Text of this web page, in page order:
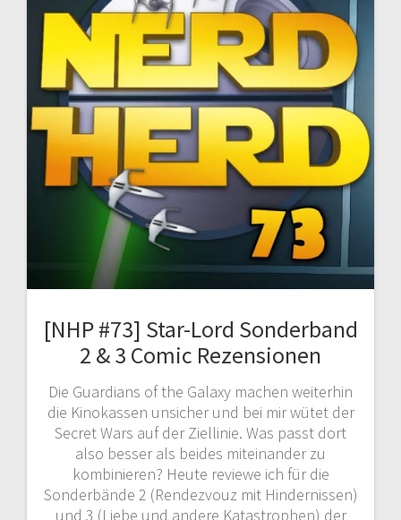
[NHP #73] Star-Lord Sonderband
2 & 3 Comic Rezensionen
Die Guardians of the Galaxy machen weiterhin
die Kinokassen unsicher und bei mir wütet der
Secret Wars auf der Ziellinie. Was passt dort
also besser als beides miteinander zu
kombinieren? Heute reviewe ich für die
Sonderbände 2 (Rendezvouz mit Hindernissen)
und 3 (Liebe und andere Katastrophen) der